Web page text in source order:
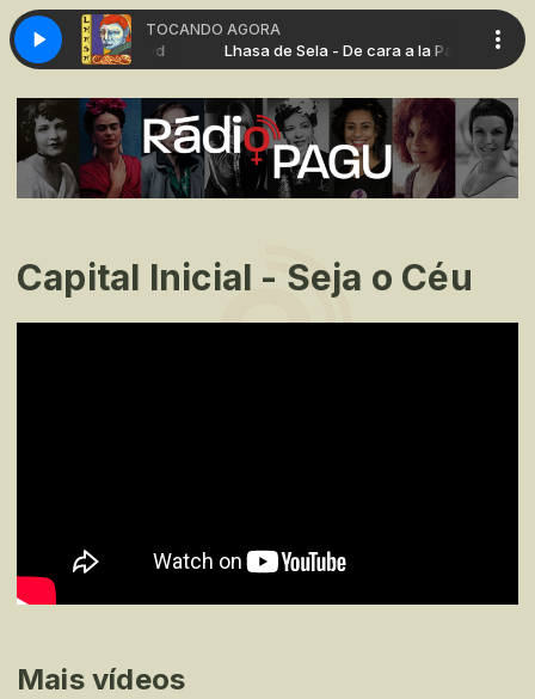
TOCANDO AGORA
De cara a la Pared Lhasa de Sela - De cara a la Pared
Capital Inicial - Seja o Céu
Mais vídeos